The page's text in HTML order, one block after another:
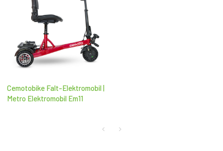
Cemotobike Falt-Elektromobil |
Metro Elektromobil Em11